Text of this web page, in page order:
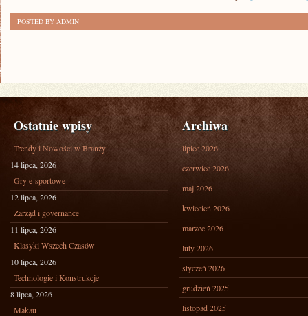
POSTED BY ADMIN
Ostatnie wpisy
Trendy i Nowości w Branży
14 lipca, 2026
Gry e-sportowe
12 lipca, 2026
Zarząd i governance
11 lipca, 2026
Klasyki Wszech Czasów
10 lipca, 2026
Technologie i Konstrukcje
8 lipca, 2026
Makau
Archiwa
lipiec 2026
czerwiec 2026
maj 2026
kwiecień 2026
marzec 2026
luty 2026
styczeń 2026
grudzień 2025
listopad 2025